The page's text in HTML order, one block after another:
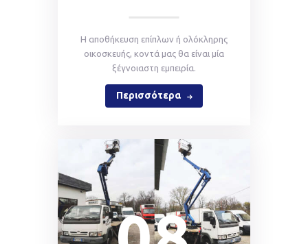
Η αποθήκευση επίπλων ή ολόκληρης
οικοσκευής, κοντά μας θα είναι μία
ξέγνοιαστη εμπειρία.
Περισσότερα